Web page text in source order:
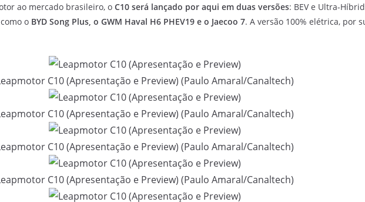
ao mercado brasileiro, o C10 será lançado por aqui em duas versões: BEV e Ultra-
o BYD Song Plus, o GWM Haval H6 PHEV19 e o Jaecoo 7. A versão 100% elétrica, por
C10 (Apresentação e Preview) (Paulo Amaral/Canaltech)
C10 (Apresentação e Preview) (Paulo Amaral/Canaltech)
C10 (Apresentação e Preview) (Paulo Amaral/Canaltech)
C10 (Apresentação e Preview) (Paulo Amaral/Canaltech)